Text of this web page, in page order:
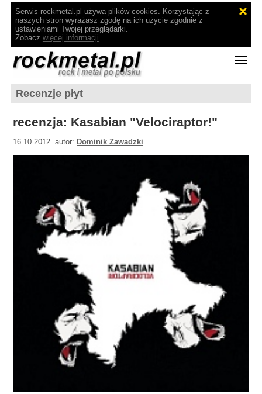
Serwis rockmetal.pl używa plików cookies. Korzystając z
naszych stron wyrażasz zgodę na ich użycie zgodnie z
ustawieniami Twojej przeglądarki.
Zobacz więcej informacji.
Recenzje płyt
recenzja: Kasabian "Velociraptor!"
16.10.2012 autor: Dominik Zawadzki